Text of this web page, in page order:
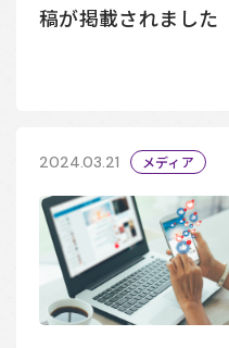
稿が掲載されました
2024.03.21 メディア